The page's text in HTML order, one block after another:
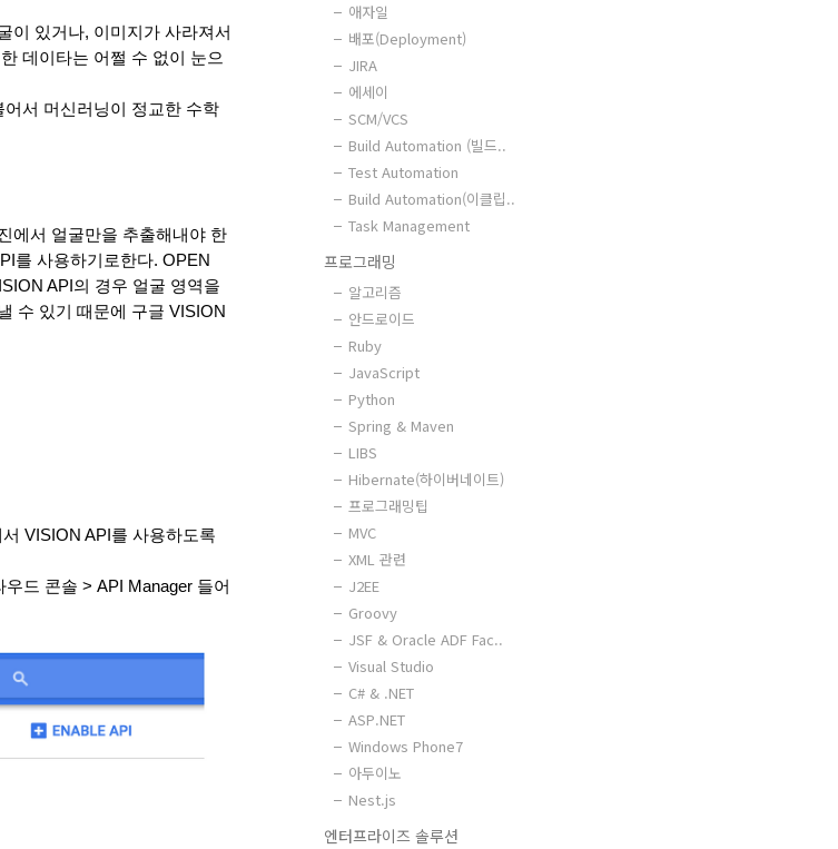
이 있거나, 이미지가 사라져서
데이타는 어쩔 수 없이 눈으
서 머신러닝이 정교한 수학
에서 얼굴만을 추출해내야 한
를 사용하기로한다. OPEN
API의 경우 얼굴 영역을
수 있기 때문에 구글 VISION
VISION API를 사용하도록
드 콘솔 > API Manager 들어
애자일
배포(Deployment)
JIRA
에세이
SCM/VCS
Build Automation (빌드..
Test Automation
Build Automation(이클립..
Task Management
프로그래밍
알고리즘
안드로이드
Ruby
JavaScript
Python
Spring & Maven
LIBS
Hibernate(하이버네이트)
프로그래밍팁
MVC
XML 관련
J2EE
Groovy
JSF & Oracle ADF Fac..
Visual Studio
C# & .NET
ASP.NET
Windows Phone7
아두이노
Nest.js
엔터프라이즈 솔루션